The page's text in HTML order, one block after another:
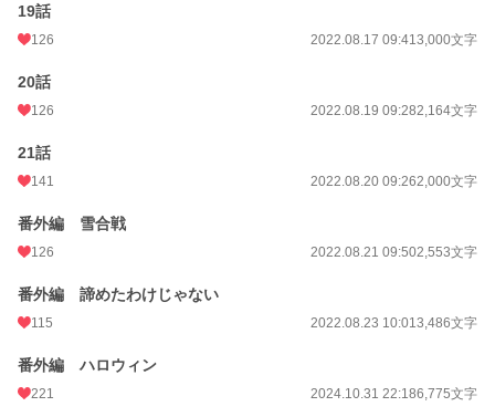
19話
126 2022.08.17 09:413,000文字
20話
126 2022.08.19 09:282,164文字
21話
141 2022.08.20 09:262,000文字
番外編 雪合戦
126 2022.08.21 09:502,553文字
番外編 諦めたわけじゃない
115 2022.08.23 10:013,486文字
番外編 ハロウィン
221 2024.10.31 22:186,775文字